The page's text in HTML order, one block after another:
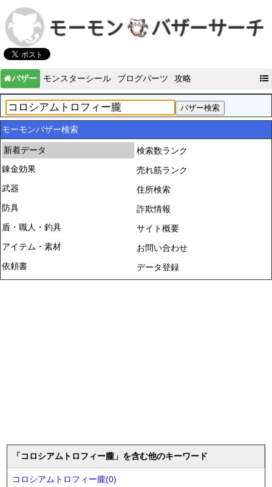
バザー モンスターシール ブログパーツ 攻略
モーモンバザー検索
新着データ
錬金効果
武器
防具
盾・職人・釣具
アイテム・素材
依頼書
検索数ランク
売れ筋ランク
住所検索
詐欺情報
サイト概要
お問い合わせ
データ登録
「コロシアムトロフィー朧」を含む他のキーワード
コロシアムトロフィー朧(0)